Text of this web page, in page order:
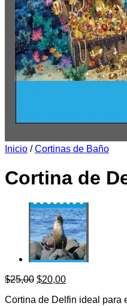
Inicio / Cortinas de Baño
Cortina de
$25,00 El
original
$20,00El
actual
Cortina de Delfin ideal para